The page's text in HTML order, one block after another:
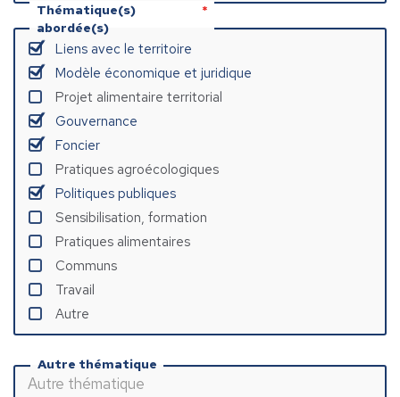
Thématique(s)
abordée(s)
Liens avec le territoire
Modèle économique et juridique
Projet alimentaire territorial
Gouvernance
Foncier
Pratiques agroécologiques
Politiques publiques
Sensibilisation, formation
Pratiques alimentaires
Communs
Travail
Autre
Autre thématique